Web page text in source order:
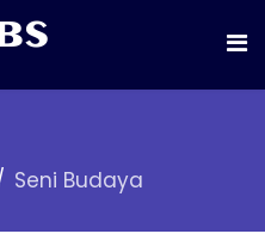
Seni Budaya